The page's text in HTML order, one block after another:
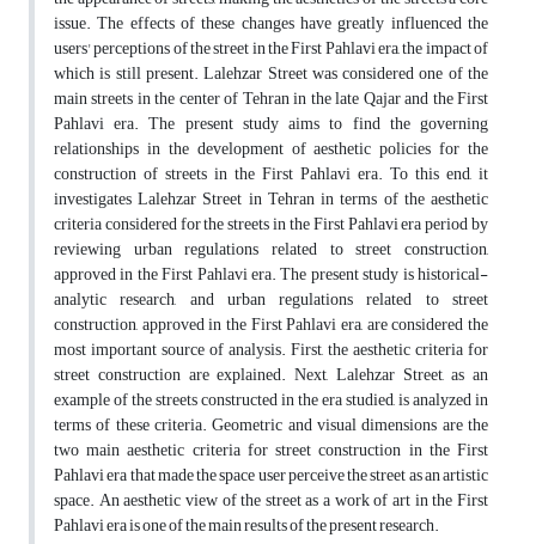
issue. The effects of these changes have greatly influenced the
users' perceptions of the street in the First Pahlavi era, the impact of
which is still present. Lalehzar Street was considered one of the
main streets in the center of Tehran in the late Qajar and the First
Pahlavi era. The present study aims to find the governing
relationships in the development of aesthetic policies for the
construction of streets in the First Pahlavi era. To this end, it
investigates Lalehzar Street in Tehran in terms of the aesthetic
criteria considered for the streets in the First Pahlavi era period by
reviewing urban regulations related to street construction,
approved in the First Pahlavi era. The present study is historical-
analytic research, and urban regulations related to street
construction, approved in the First Pahlavi era, are considered the
most important source of analysis. First, the aesthetic criteria for
street construction are explained. Next, Lalehzar Street, as an
example of the streets constructed in the era studied, is analyzed in
terms of these criteria. Geometric and visual dimensions are the
two main aesthetic criteria for street construction in the First
Pahlavi era that made the space user perceive the street as an artistic
space. An aesthetic view of the street as a work of art in the First
Pahlavi era is one of the main results of the present research.